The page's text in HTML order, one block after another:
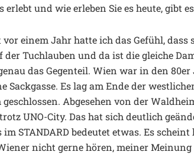
erlebt und wie erleben Sie es heute, gibt
einem Jahr hatte ich das Gefühl, dass
der Tuchlauben und da ist die gleiche
das Gegenteil. Wien war in den
Sackgasse. Es lag am Ende der
Abgesehen von der
UNO-City. Das hat sich deutlich
STANDARD bedeutet etwas. Es
nicht gerne hören, meiner